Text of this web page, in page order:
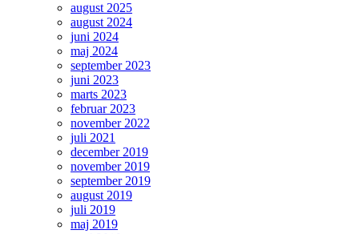
august 2025
august 2024
juni 2024
maj 2024
september 2023
juni 2023
marts 2023
februar 2023
november 2022
juli 2021
december 2019
november 2019
september 2019
august 2019
juli 2019
maj 2019